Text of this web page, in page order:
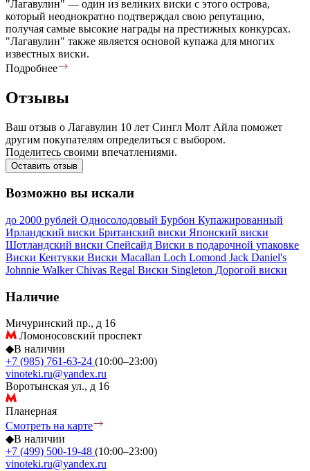
"Лагавулин" — один из великих виски с этого острова,
который неоднократно подтверждал свою репутацию,
получая самые высокие награды на престижных конкурсах.
"Лагавулин" также является основой купажа для многих
известных виски.
Подробнее
Отзывы
Ваш отзыв о Лагавулин 10 лет Сингл Молт Айла поможет
другим покупателям определиться с выбором.
Поделитесь своими впечатлениями.
Оставить отзыв
Возможно вы искали
до 2000 рублей Односолодовый Бурбон Купажированный
Ирландский виски Британский виски Японский виски
Шотландский виски Спейсайд Виски в подарочной упаковке
Виски Кентукки Виски Macallan Loch Lomond Jack Daniel's
Johnnie WalkerChivas Regal Виски Singleton Дорогой виски
Наличие
Мичуринский пр., д 16
Ломоносовский проспект
◆В наличии
+7 (985) 761-63-24 (10:00–23:00)
vinoteki.ru@yandex.ru
Воротынская ул., д 16
Планерная
Смотреть на карте
◆В наличии
+7 (499) 500-19-48 (10:00–23:00)
vinoteki.ru@yandex.ru